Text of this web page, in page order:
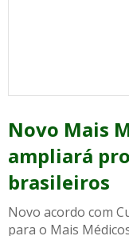
Novo Mais
ampliará
brasileiros
Novo acordo com
para o Mais